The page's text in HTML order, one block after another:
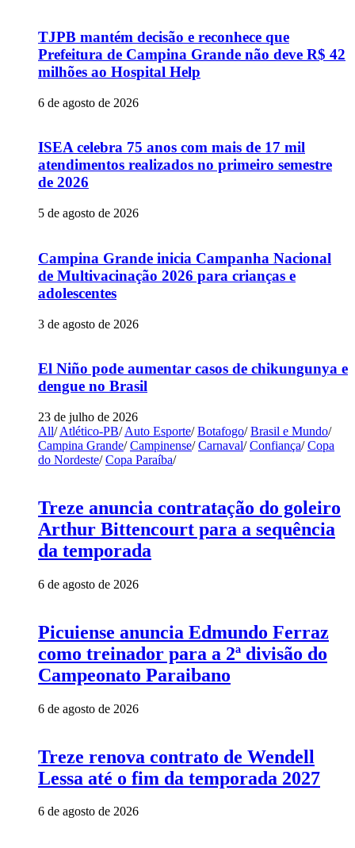
TJPB mantém decisão e reconhece que
Prefeitura de Campina Grande não deve R$ 42
milhões ao Hospital Help
6 de agosto de 2026
ISEA celebra 75 anos com mais de 17 mil
atendimentos realizados no primeiro semestre
de 2026
5 de agosto de 2026
Campina Grande inicia Campanha Nacional
de Multivacinação 2026 para crianças e
adolescentes
3 de agosto de 2026
El Niño pode aumentar casos de chikungunya e
dengue no Brasil
23 de julho de 2026
All/ Atlético-PB/ Auto Esporte/ Botafogo/ Brasil e Mundo/
Campina Grande/ Campinense/ Carnaval/ Confiança/ Copa
do Nordeste/ Copa Paraíba/
Treze anuncia contratação do goleiro
Arthur Bittencourt para a sequência
da temporada
6 de agosto de 2026
Picuiense anuncia Edmundo Ferraz
como treinador para a 2ª divisão do
Campeonato Paraibano
6 de agosto de 2026
Treze renova contrato de Wendell
Lessa até o fim da temporada 2027
6 de agosto de 2026